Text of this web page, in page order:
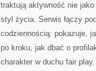
traktują aktywność nie
styl życia. Serwis łączy
codziennością: pokazuje,
po kroku, jak dbać o
charakter w duchu fair